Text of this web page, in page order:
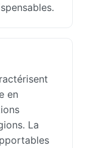
en
La